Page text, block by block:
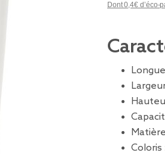
Dont 0,4€ d’éco-
Coloris